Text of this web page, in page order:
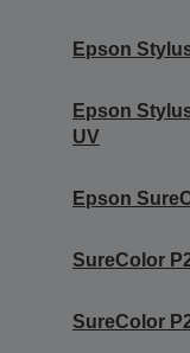
Epson
Epson
UV
Epson
SureColor
SureColor